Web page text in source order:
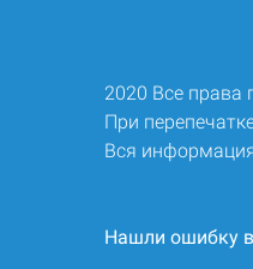
2020 Все права
При
Вся
Нашли ошибку в